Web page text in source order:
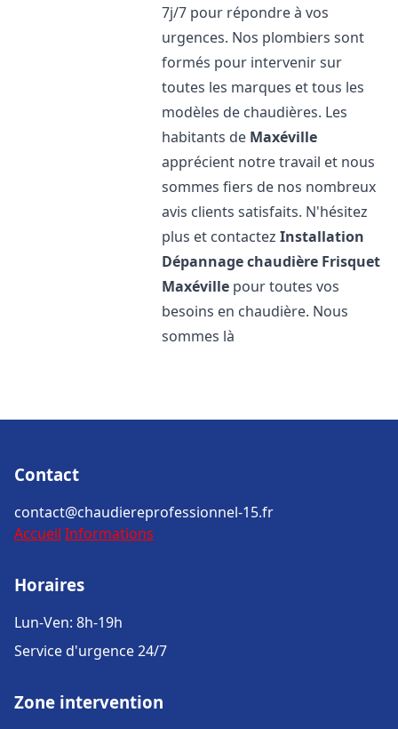
7j/7 pour répondre à vos
urgences. Nos plombiers sont
formés pour intervenir sur
toutes les marques et tous les
modèles de chaudières. Les
habitants de Maxéville
apprécient notre travail et nous
sommes fiers de nos nombreux
avis clients satisfaits. N'hésitez
plus et contactezInstallation
Dépannage chaudière Frisquet
Maxéville pour toutes vos
besoins en chaudière. Nous
sommes là
Contact
contact@chaudiereprofessionnel-15.fr
Accueil Informations
Horaires
Lun-Ven: 8h-19h
Service d'urgence 24/7
Zone intervention